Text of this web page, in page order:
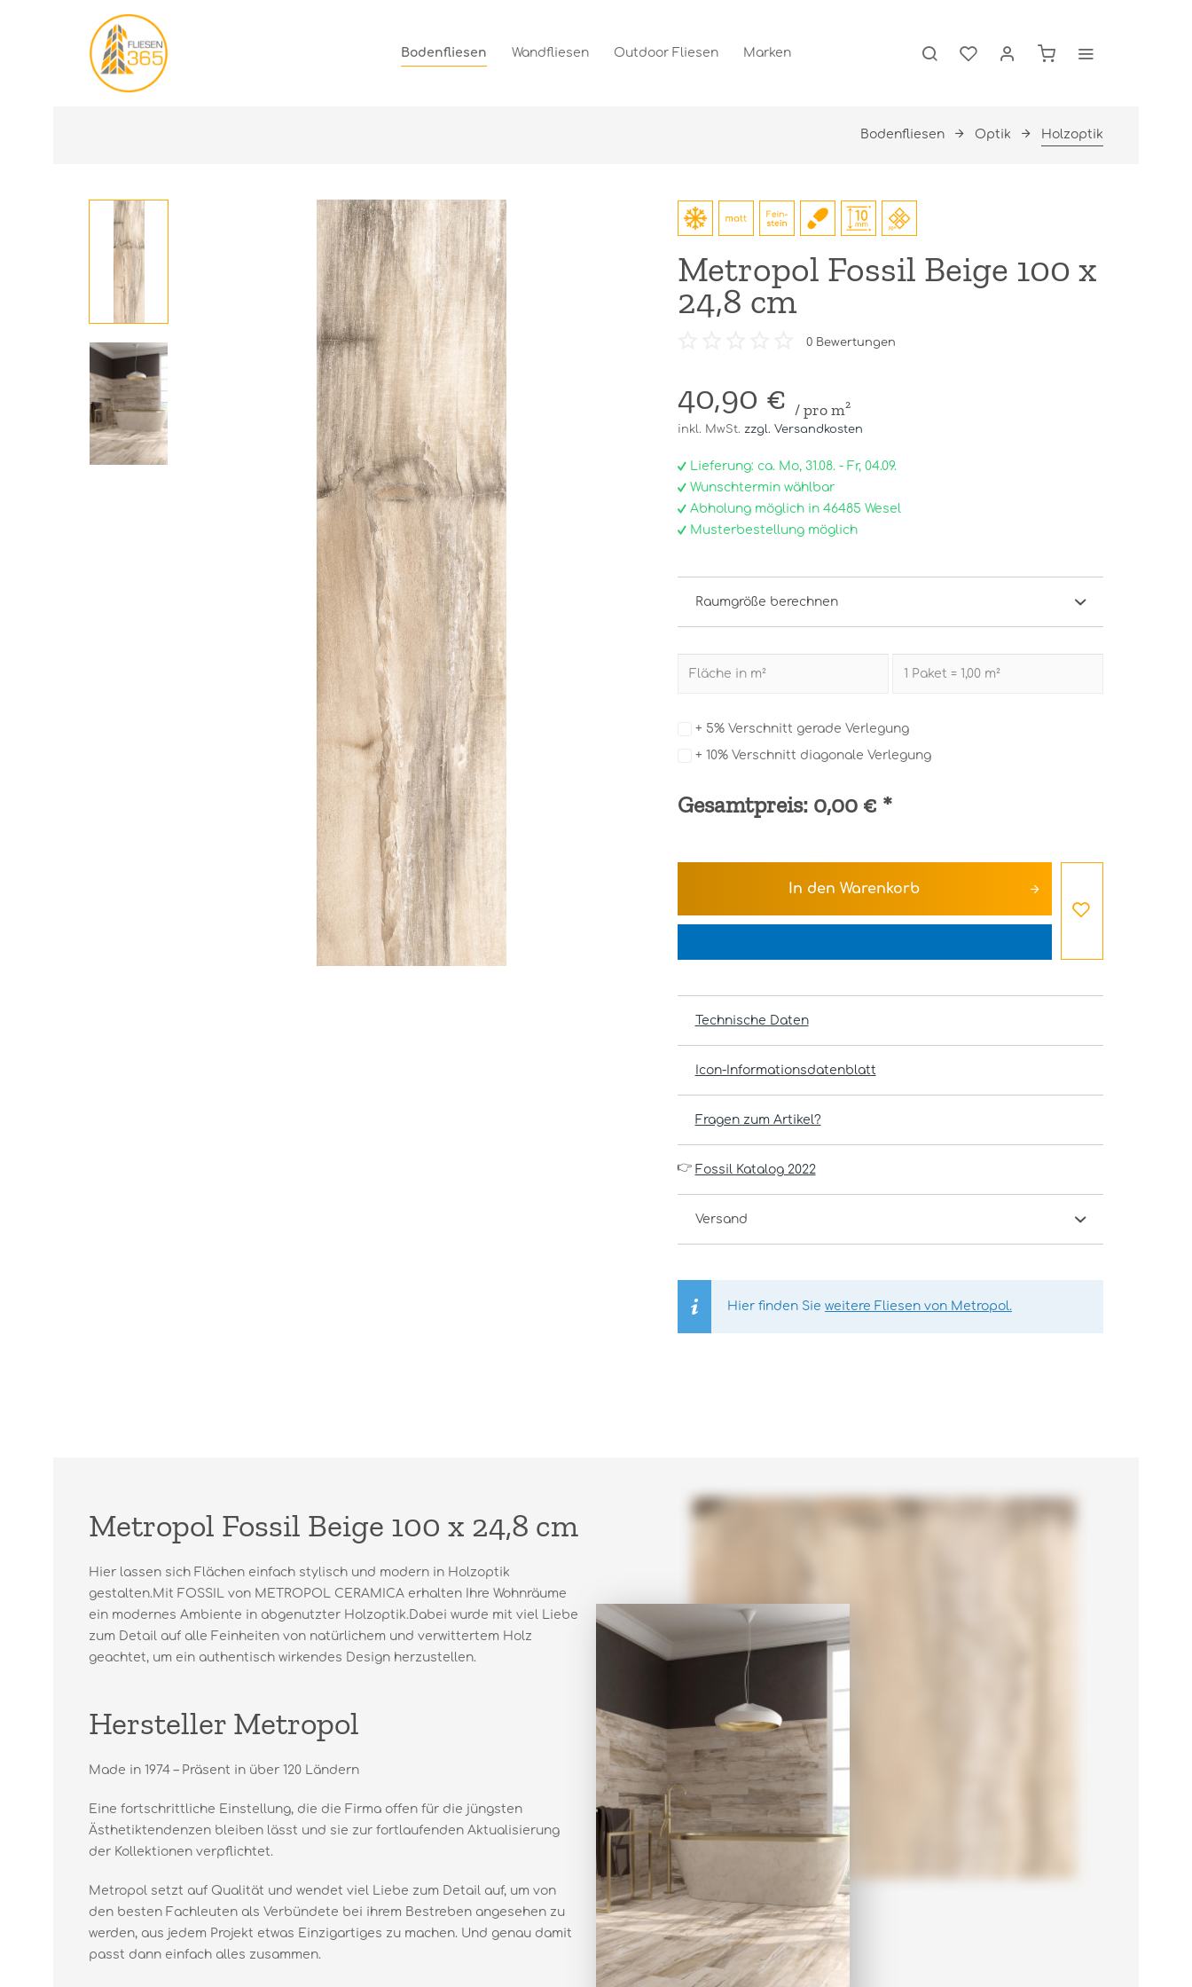
Bodenfliesen Wandfliesen Outdoor Fliesen Marken
Bodenfliesen Optik Holzoptik
Metropol Fossil Beige 100 x
24,8 cm
0Bewertungen
40,90 € / pro m²
inkl. MwSt. zzgl. Versandkosten
Lieferung: ca. Mo, 31.08. - Fr, 04.09.
Wunschtermin wählbar
Abholung möglich in 46485 Wesel
Musterbestellung möglich
Raumgröße berechnen
+ 5% Verschnitt gerade Verlegung
+ 10% Verschnitt diagonale Verlegung
Gesamtpreis: 0,00 € *
In den Warenkorb
Technische Daten
Icon-Informationsdatenblatt
Fragen zum Artikel?
👉 Fossil Katalog 2022
Versand
Hier finden Sie weitere Fliesen von Metropol.
Metropol Fossil Beige 100 x 24,8 cm
Hier lassen sich Flächen einfach stylisch und modern in Holzoptik
gestalten.Mit FOSSIL von METROPOL CERAMICA erhalten Ihre Wohnräume
ein modernes Ambiente in abgenutzter Holzoptik.Dabei wurde mit viel Liebe
zum Detail auf alle Feinheiten von natürlichem und verwittertem Holz
geachtet, um ein authentisch wirkendes Design herzustellen.
Hersteller Metropol
Made in 1974 – Präsent in über 120 Ländern
Eine fortschrittliche Einstellung, die die Firma offen für die jüngsten
Ästhetiktendenzen bleiben lässt und sie zur fortlaufenden Aktualisierung
der Kollektionen verpflichtet.
Metropol setzt auf Qualität und wendet viel Liebe zum Detail auf, um von
den besten Fachleuten als Verbündete bei ihrem Bestreben angesehen zu
werden, aus jedem Projekt etwas Einzigartiges zu machen. Und genau damit
passt dann einfach alles zusammen.